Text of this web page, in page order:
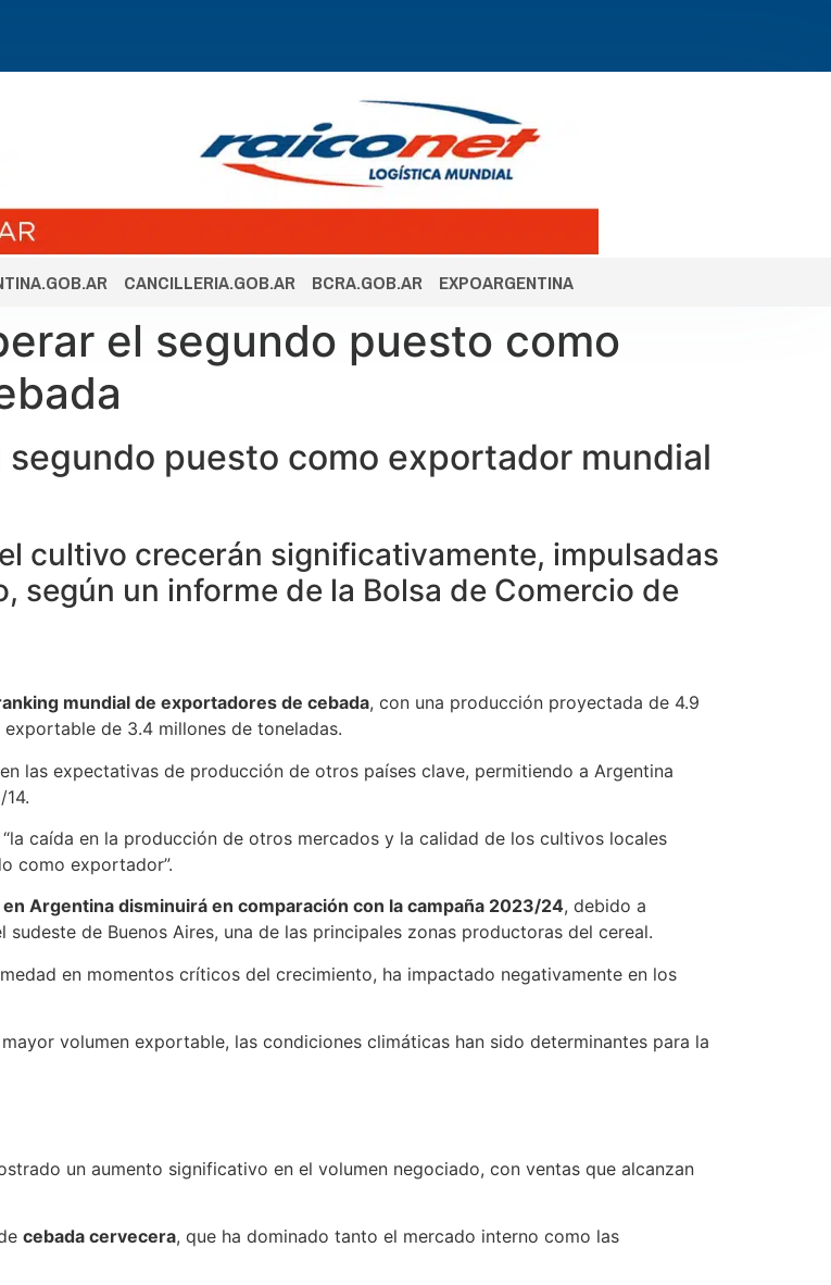
CANCILLERIA.GOB.AR BCRA.GOB.AR EXPOARGENTINA
el segundo puesto como
puesto como exportador mundial
cultivo crecerán significativamente, impulsadas
según un informe de la Bolsa de Comercio de
mundial de exportadores de cebada, con una producción proyectada de 4.9
de 3.4 millones de toneladas.
las expectativas de producción de otros países clave, permitiendo a Argentina
caída en la producción de otros mercados y la calidad de los cultivos locales
como exportador”.
Argentina disminuirá en comparación con la campaña 2023/24, debido a
de Buenos Aires, una de las principales zonas productoras del cereal.
en momentos críticos del crecimiento, ha impactado negativamente en los
volumen exportable, las condiciones climáticas han sido determinantes para la
un aumento significativo en el volumen negociado, con ventas que alcanzan
cebada cervecera, que ha dominado tanto el mercado interno como las